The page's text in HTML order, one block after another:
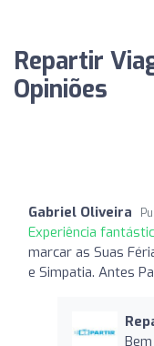
Repartir
Opiniões
Gabriel Oliveira
Experiência
marcar as Suas
e Simpatia. Antes